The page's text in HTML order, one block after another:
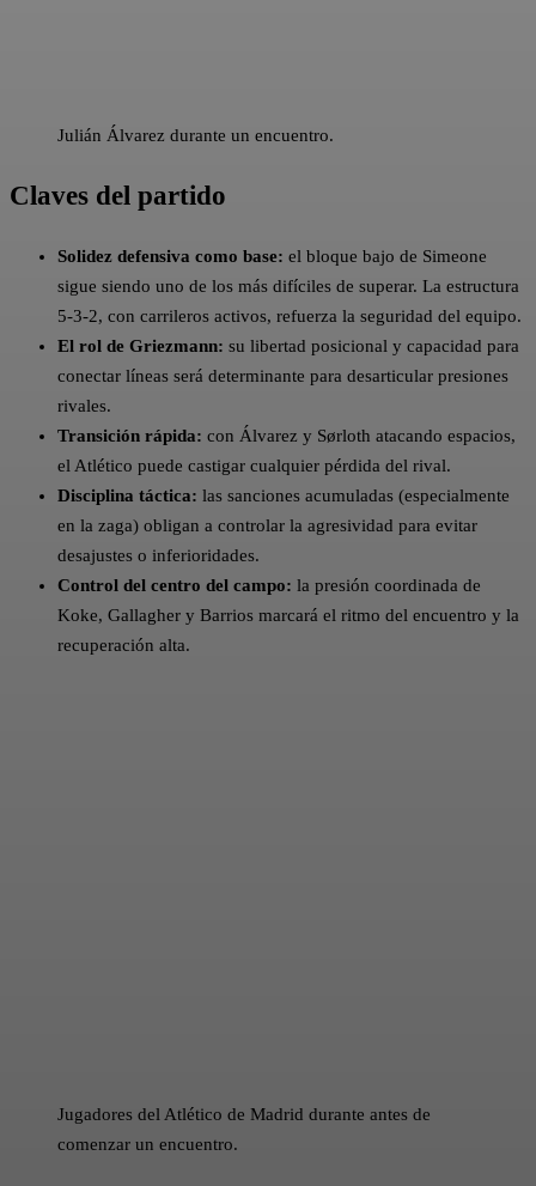
Julián Álvarez durante un encuentro.
Claves del partido
Solidez defensiva como base: el bloque bajo de Simeone
sigue siendo uno de los más difíciles de superar. La estructura
5-3-2, con carrileros activos, refuerza la seguridad del equipo.
El rol de Griezmann: su libertad posicional y capacidad para
conectar líneas será determinante para desarticular presiones
rivales.
Transición rápida: con Álvarez y Sørloth atacando espacios,
el Atlético puede castigar cualquier pérdida del rival.
Disciplina táctica: las sanciones acumuladas (especialmente
en la zaga) obligan a controlar la agresividad para evitar
desajustes o inferioridades.
Control del centro del campo: la presión coordinada de
Koke, Gallagher y Barrios marcará el ritmo del encuentro y la
recuperación alta.
Jugadores del Atlético de Madrid durante antes de
comenzar un encuentro.